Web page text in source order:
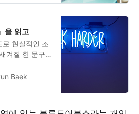
는 아니다. 내
발서들에서 하
팅을 공부해라’
년도 7월에
아무것도 모
을 읽고
로 현실적인 조
겨질 한 문구
5 * Action
열심히 해내
Baek